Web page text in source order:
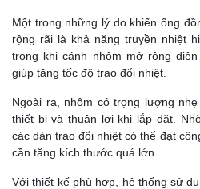
Một trong những lý do khiến ống
rộng rãi là khả năng truyền nhiệt
trong khi cánh nhôm mở rộng
giúp tăng tốc độ trao đổi nhiệt.
Ngoài ra, nhôm có trọng lượng
thiết bị và thuận lợi khi lắp đặt.
các dàn trao đổi nhiệt có thể đạt
cần tăng kích thước quá lớn.
Với thiết kế phù hợp, hệ thống sử